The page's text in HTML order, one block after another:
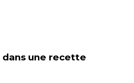
dans une recette